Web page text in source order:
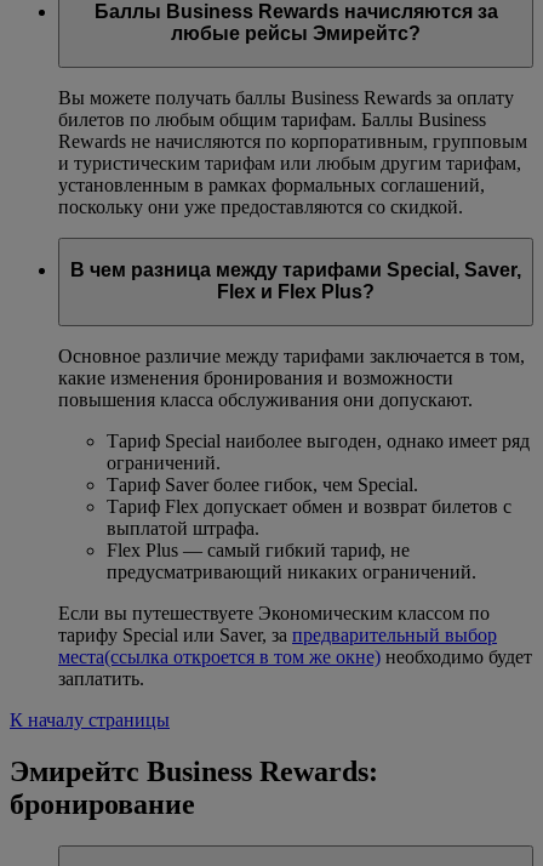
Баллы Business Rewards начисляются за
любые рейсы Эмирейтс?
Вы можете получать баллы Business Rewards за оплату
билетов по любым общим тарифам. Баллы Business
Rewards не начисляются по корпоративным, групповым
и туристическим тарифам или любым другим тарифам,
установленным в рамках формальных соглашений,
поскольку они уже предоставляются со скидкой.
В чем разница между тарифами Special, Saver,
Flex и Flex Plus?
Основное различие между тарифами заключается в том,
какие изменения бронирования и возможности
повышения класса обслуживания они допускают.
Тариф Special наиболее выгоден, однако имеет ряд
ограничений.
Тариф Saver более гибок, чем Special.
Тариф Flex допускает обмен и возврат билетов с
выплатой штрафа.
Flex Plus — самый гибкий тариф, не
предусматривающий никаких ограничений.
Если вы путешествуете Экономическим классом по
тарифу Special или Saver, за предварительный выбор
места(ссылка откроется в том же окне) необходимо будет
заплатить.
К началу страницы
Эмирейтс Business Rewards:
бронирование